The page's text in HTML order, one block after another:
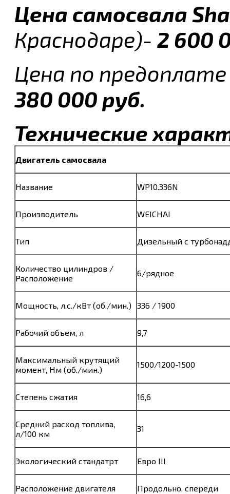
Цена самосвала
Краснодаре)- 2 600
Цена по
380 000 руб.
Технические
Двигатель самосвала
Название WP10.336N
Производитель WEICHAI
Тип Дизельный с
Количество цилиндров /
Расположение
6/рядное
Мощность, л.с./кВт (об./мин.) 336 / 1900
Рабочий объем, л 9,7
Максимальный крутящий
момент, Нм (об./мин.)
1500/1200-1500
Степень сжатия 16,6
Средний расход топлива,
л/100 км
31
Экологический стандатрт Евро III
Расположение двигателя Продольно, спереди